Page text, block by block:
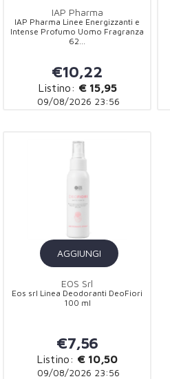
IAP Pharma
IAP Pharma Linee Energizzanti e
Intense Profumo Uomo Fragranza
62...
€10,22
Listino: € 15,95
09/08/2026 23:56
AGGIUNGI
EOS Srl
Eos srl Linea Deodoranti DeoFiori
100 ml
€7,56
Listino: € 10,50
09/08/2026 23:56